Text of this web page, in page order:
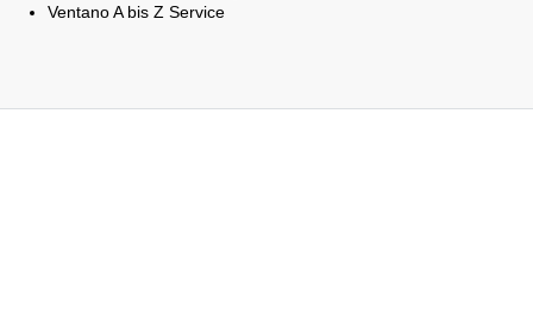
Ventano A bis Z Service